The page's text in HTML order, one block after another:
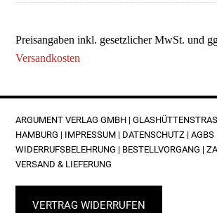
Preisangaben inkl. gesetzlicher MwSt. und
Versandkosten
FOOTER
ARGUMENT VERLAG GMBH |
AMBURG | IMPRESSUM | DATENSCHUTZ |AGBS
WIDERRUFSBELEHRUNG | BESTELLVORGANG |
VERSAND & LIEFERUNG
VERTRAG WIDERRUFEN